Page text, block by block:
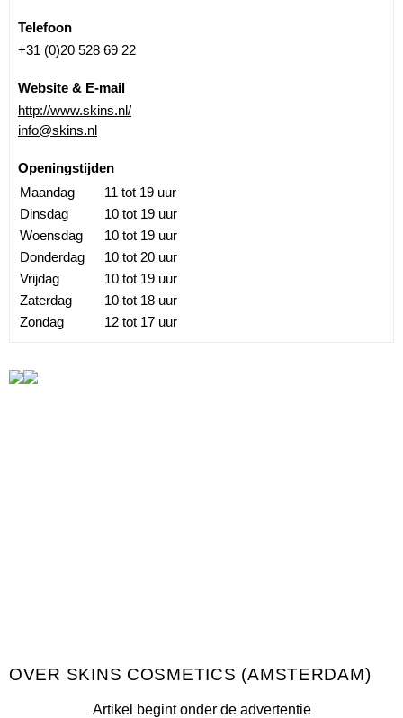
Telefoon
+31 (0)20 528 69 22
Website & E-mail
http://www.skins.nl/
info@skins.nl
Openingstijden
Maandag
11 tot 19 uur
Dinsdag
10 tot 19 uur
Woensdag
10 tot 19 uur
Donderdag
10 tot 20 uur
Vrijdag
10 tot 19 uur
Zaterdag
10 tot 18 uur
Zondag
12 tot 17 uur
SKINS COSMETICS (AMSTERDAM)
Artikel begint onder de advertentie